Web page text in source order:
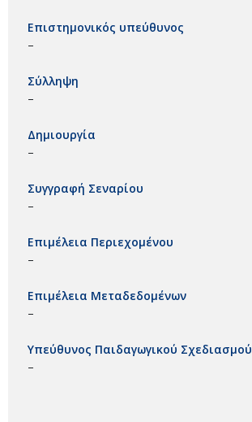
Επιστημονικός υπεύθυνος
–
Σύλληψη
–
Δημιουργία
–
Συγγραφή Σεναρίου
–
Επιμέλεια Περιεχομένου
–
Επιμέλεια Μεταδεδομένων
–
Υπεύθυνος Παιδαγωγικού Σχεδιασμού
–